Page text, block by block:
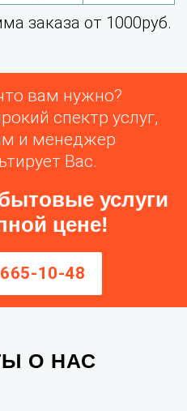
заказа от 1000руб.
вам нужно?
спектр услуг,
и менеджер
Вас.
услуги
цене!
10-48
О НАС